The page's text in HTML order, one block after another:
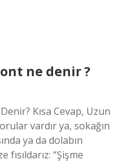
ne denir ?
Kısa Cevap, Uzun
vardır ya, sokağın
ya da dolabın
fısıldarız: “Şişme